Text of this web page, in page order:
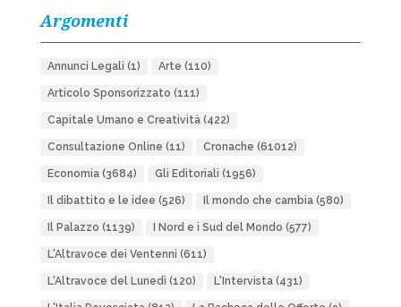
Argomenti
Annunci Legali (1) Arte (110)
Articolo Sponsorizzato (111)
Capitale Umano e Creatività(422)
Consultazione Online (11) Cronache (61012)
Economia(3684) Gli Editoriali (1956)
Il dibattito e le idee (526) Il mondo che cambia(580)
Il Palazzo (1139) I Nord e i Sud del Mondo (577)
L'Altravoce dei Ventenni (611)
L'Altravoce del Lunedì (120) L'Intervista(431)